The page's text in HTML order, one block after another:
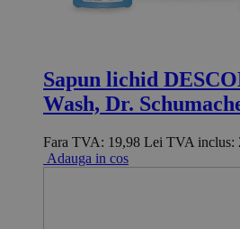
Sapun lichid
Wash, Dr.
Fara TVA: 19,98 Lei TVA inclus:
Adauga in cos